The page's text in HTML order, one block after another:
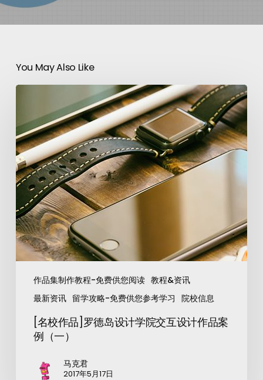
You May Also Like
作品集制作教程-免费供您阅读 教程&资讯
最新资讯 留学攻略-免费供您参考学习 院校信息
[名校作品]罗德岛设计学院交互设计作品案
例（一）
马克君
2017年5月17日